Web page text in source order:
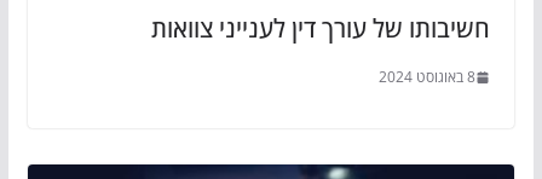
חשיבותו של עורך דין לענייני צוואות
8 באוגוסט 2024